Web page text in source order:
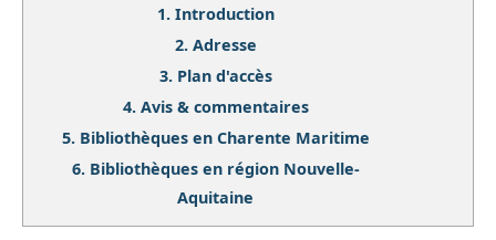
1. Introduction
2. Adresse
3. Plan d'accès
4. Avis & commentaires
5. Bibliothèques en Charente Maritime
6. Bibliothèques en région Nouvelle-
Aquitaine